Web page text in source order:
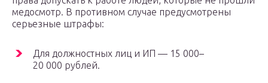
медосмотр. В противном случае предусмотрены
серьезные штрафы:
Для должностных лиц и ИП — 15 000–
20 000 рублей.